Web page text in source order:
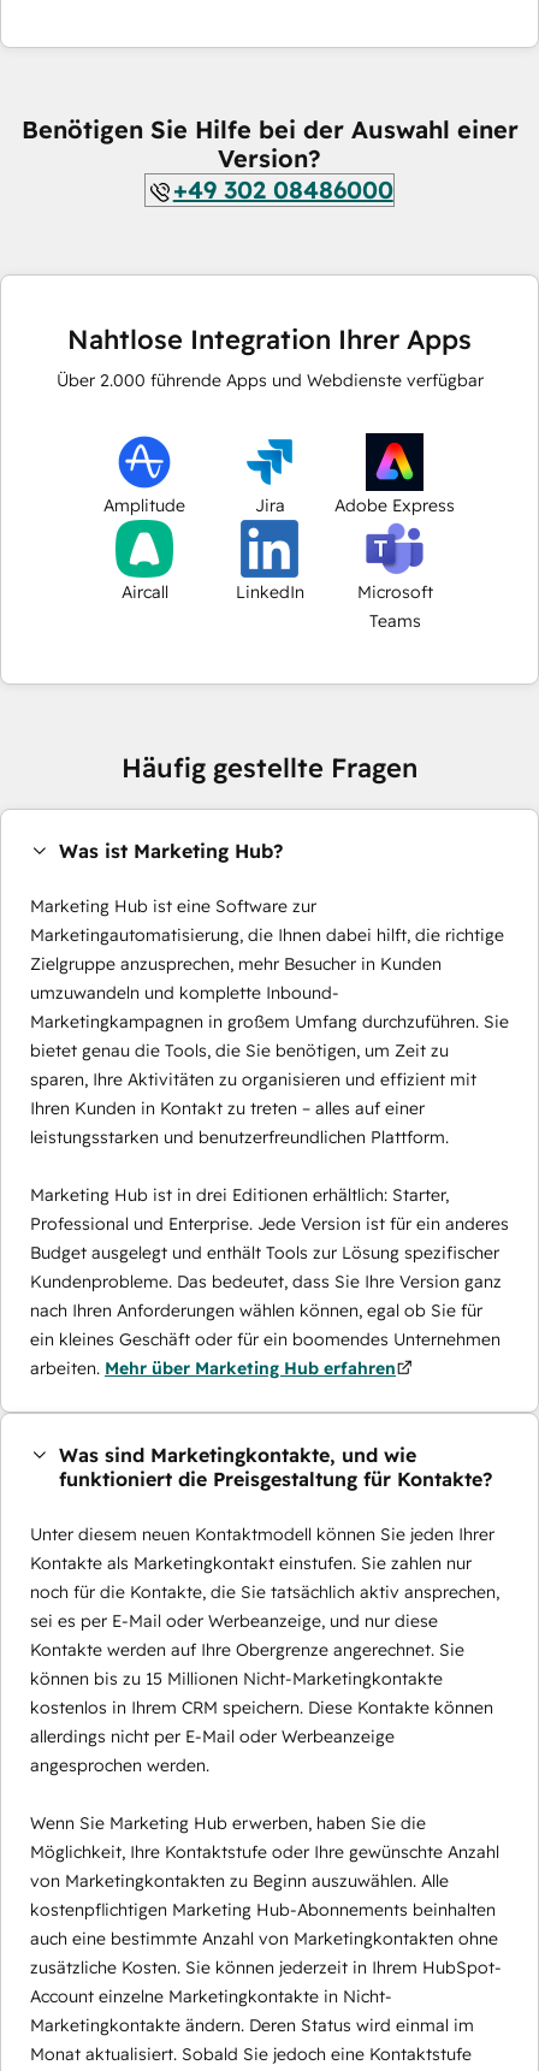
Benötigen Sie Hilfe bei der Auswahl einer
Version?
+49 302 08486000
Nahtlose Integration Ihrer Apps
Über 2.000 führende Apps und Webdienste verfügbar
Amplitude Jira Adobe Express
Aircall LinkedIn
Microsoft
Teams
Häufig gestellte Fragen
Was ist Marketing Hub?
Marketing Hub ist eine Software zur
Marketingautomatisierung, die Ihnen dabei hilft, die richtige
Zielgruppe anzusprechen, mehr Besucher in Kunden
umzuwandeln und komplette Inbound-
Marketingkampagnen in großem Umfang durchzuführen. Sie
bietet genau die Tools, die Sie benötigen, um Zeit zu
sparen, Ihre Aktivitäten zu organisieren und effizient mit
Ihren Kunden in Kontakt zu treten – alles auf einer
leistungsstarken und benutzerfreundlichen Plattform.
Marketing Hub ist in drei Editionen erhältlich: Starter,
Professional und Enterprise. Jede Version ist für ein anderes
Budget ausgelegt und enthält Tools zur Lösung spezifischer
Kundenprobleme. Das bedeutet, dass Sie Ihre Version ganz
nach Ihren Anforderungen wählen können, egal ob Sie für
ein kleines Geschäft oder für ein boomendes Unternehmen
arbeiten. Mehr über Marketing Hub erfahren
Was sind Marketingkontakte, und wie
funktioniert die Preisgestaltung für Kontakte?
Unter diesem neuen Kontaktmodell können Sie jeden Ihrer
Kontakte als Marketingkontakt einstufen. Sie zahlen nur
noch für die Kontakte, die Sie tatsächlich aktiv ansprechen,
sei es per E-Mail oder Werbeanzeige, und nur diese
Kontakte werden auf Ihre Obergrenze angerechnet. Sie
können bis zu 15 Millionen Nicht-Marketingkontakte
kostenlos in Ihrem CRM speichern. Diese Kontakte können
allerdings nicht per E-Mail oder Werbeanzeige
angesprochen werden.
Wenn Sie Marketing Hub erwerben, haben Sie die
Möglichkeit, Ihre Kontaktstufe oder Ihre gewünschte Anzahl
von Marketingkontakten zu Beginn auszuwählen. Alle
kostenpflichtigen Marketing Hub-Abonnements beinhalten
auch eine bestimmte Anzahl von Marketingkontakten ohne
zusätzliche Kosten. Sie können jederzeit in Ihrem HubSpot-
Account einzelne Marketingkontakte in Nicht-
Marketingkontakte ändern. Deren Status wird einmal im
Monat aktualisiert. Sobald Sie jedoch eine Kontaktstufe